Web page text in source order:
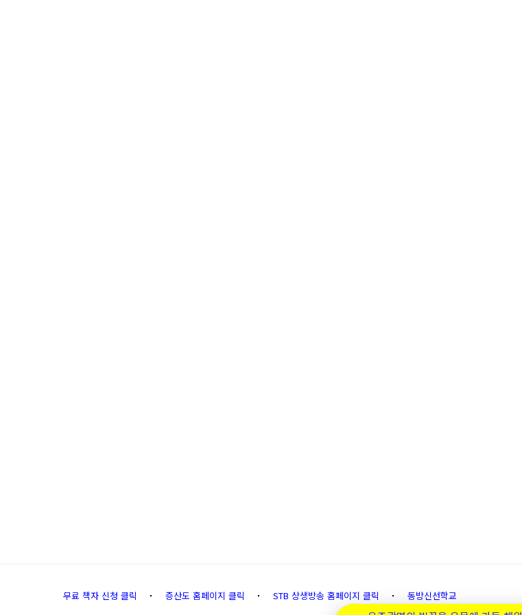
무료 책자 신청 클릭 증산도 홈페이지 클릭 STB 상생방송 홈페이지 클릭 동방신선학교